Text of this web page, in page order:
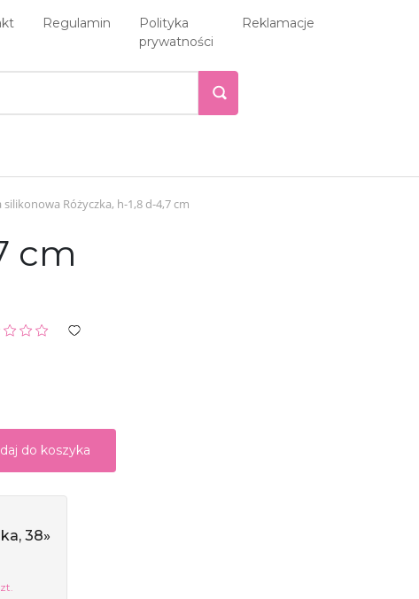
Regulamin
Polityka
prywatności
Reklamacje
silikonowa Różyczka, h-1,8 d-4,7 cm
cm
do koszyka
38»